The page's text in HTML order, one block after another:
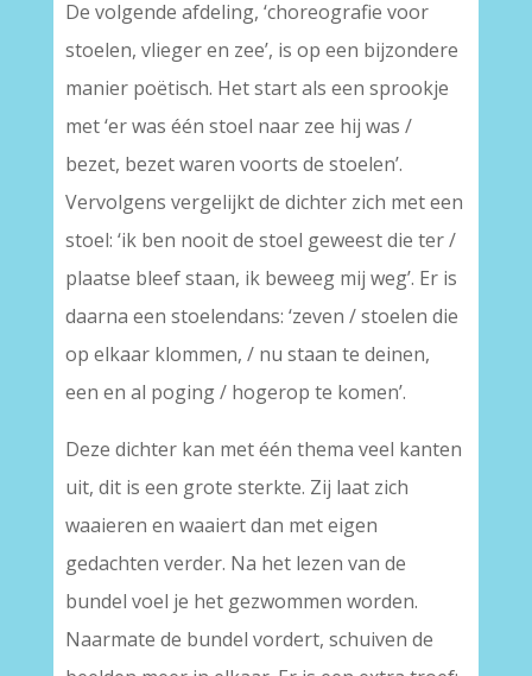
De volgende afdeling, ‘choreografie voor
stoelen, vlieger en zee’, is op een bijzondere
manier poëtisch. Het start als een sprookje
met ‘er was één stoel naar zee hij was /
bezet, bezet waren voorts de stoelen’.
Vervolgens vergelijkt de dichter zich met een
stoel: ‘ik ben nooit de stoel geweest die ter /
plaatse bleef staan, ik beweeg mij weg’. Er is
daarna een stoelendans: ‘zeven / stoelen die
op elkaar klommen, / nu staan te deinen,
een en al poging / hogerop te komen’.
Deze dichter kan met één thema veel kanten
uit, dit is een grote sterkte. Zij laat zich
waaieren en waaiert dan met eigen
gedachten verder. Na het lezen van de
bundel voel je het gezwommen worden.
Naarmate de bundel vordert, schuiven de